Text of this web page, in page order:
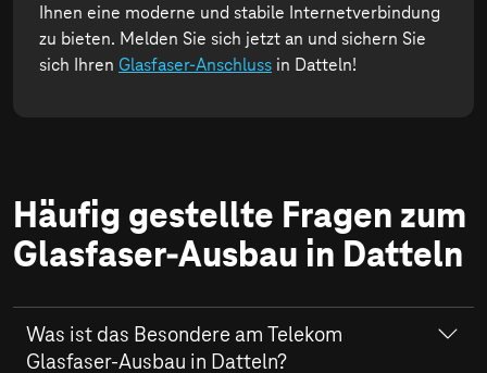
Ihnen eine moderne und stabile Internetverbindung
zu bieten. Melden Sie sich jetzt an und sichern Sie
sich Ihren Glasfaser-Anschluss in Datteln!
Häufig gestellte Fragen zum
Glasfaser-Ausbau in Datteln
Was ist das Besondere am Telekom
Glasfaser-Ausbau in Datteln?